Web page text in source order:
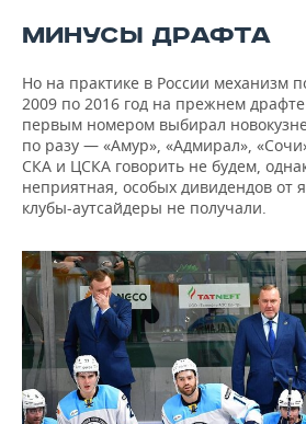
МИНУСЫ ДРАФТА
Но на практике в России механизм
2009 по 2016 год на прежнем
первым номером выбирал
по разу — «Амур», «Адмирал»,
СКА и ЦСКА говорить не будем,
неприятная, особых дивидендов от
клубы-аутсайдеры не получали.